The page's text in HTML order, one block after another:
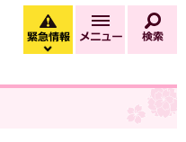
緊急情報
緊急情報を開く
メニュー